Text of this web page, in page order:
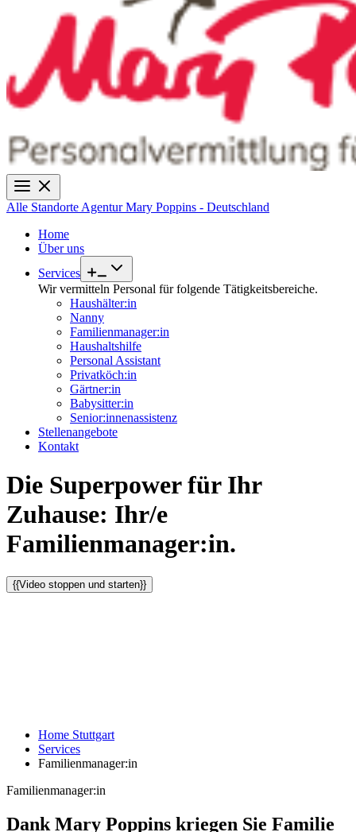
Alle Standorte Agentur Mary Poppins - Deutschland
Home
Über uns
Services
Wir vermitteln Personal für folgende Tätigkeitsbereiche.
Haushälter:in
Nanny
Familienmanager:in
Haushaltshilfe
Personal Assistant
Privatköch:in
Gärtner:in
Babysitter:in
Senior:innenassistenz
Stellenangebote
Kontakt
Die Superpower für Ihr
Zuhause: Ihr/e
Familienmanager:in.
{{Video stoppen und starten}}
Home Stuttgart
Services
Familienmanager:in
Familienmanager:in
Dank Mary Poppins kriegen Sie Familie